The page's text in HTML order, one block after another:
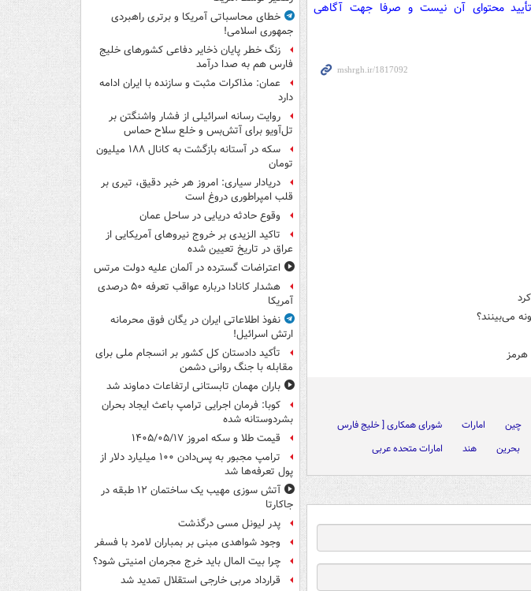
تأیید محتوای آن نیست و صرفا جهت آگاهی
می‌بینند؟
چین امارات
شورای همکاری [ خلیج فارس
بحرین هند امارات متحده عربی
خطای محاسباتی آمریکا و برتری راهبردی
جمهوری اسلامی!
زنگ خطر پایان ذخایر دفاعی کشورهای خلیج
فارس هم به صدا درآمد
عمان: مذاکرات مثبت و سازنده با ایران ادامه
دارد
روایت رسانه اسرائیلی از فشار واشنگتن بر
تل‌آویو برای آتش‌بس و خلع سلاح حماس
سکه در آستانه بازگشت به کانال ۱۸۸ میلیون
تومان
دریادار سیاری: امروز هر خبر دقیق، تیری بر
قلب امپراطوری دروغ است
وقوع حادثه دریایی در ساحل عمان
تاکید الزیدی بر خروج نیروهای آمریکایی از
عراق در تاریخ تعیین شده
اعتراضات گسترده در آلمان علیه دولت مرتس
هشدار کانادا درباره عواقب تعرفه ۵۰ درصدی
آمریکا
نفوذ اطلاعاتی ایران در یگان فوق محرمانه
ارتش اسرائیل!
تأکید دادستان کل کشور بر انسجام ملی برای
مقابله با جنگ روانی دشمن
باران مهمان تابستانی ارتفاعات دماوند شد
کوبا: فرمان اجرایی ترامپ باعث ایجاد بحران
بشردوستانه شده
قیمت طلا و سکه امروز ۱۴۰۵/۰۵/۱۷
ترامپ مجبور به پس‌دادن ۱۰۰ میلیارد دلار از
پول تعرفه‌ها شد
آتش سوزی مهیب یک ساختمان ۱۲ طبقه در
جاکارتا
پدر لیونل مسی درگذشت
وجود شواهدی مبنی بر بمباران لامرد با فسفر
چرا بیت المال باید خرج مجرمان امنیتی شود؟
قرارداد مربی خارجی استقلال تمدید شد